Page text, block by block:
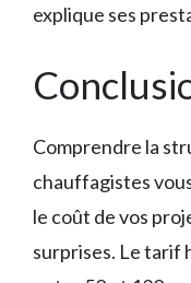
explique ses
Comprendre la
chauffagistes
le coût de vos
surprises. Le tarif